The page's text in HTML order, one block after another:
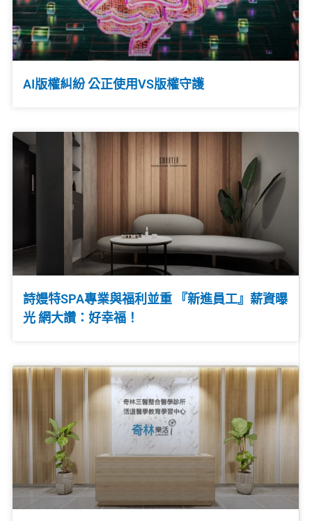
AI版權糾紛 公正使用VS版權守護
詩嫚特SPA專業與福利並重 『新進員工』薪資曝
光 網大讚：好幸福！